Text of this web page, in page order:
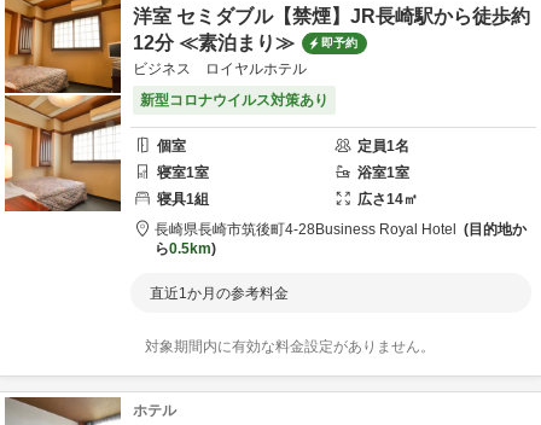
洋室 セミダブル【禁煙】JR長崎駅から徒歩約
12分 ≪素泊まり≫
即予約
ビジネス ロイヤルホテル
新型コロナウイルス対策あり
個室 定員1名
寝室1室 浴室1室
寝具1組 広さ14㎡
長崎県長崎市筑後町4-28Business Royal Hotel
目的地か
ら0.5km
直近1か月の参考料金
対象期間内に有効な料金設定がありません。
ホテル